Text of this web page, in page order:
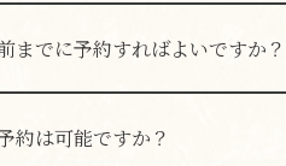
までに予約すればよいですか？
をご希望の場合は、前日まで
約は可能ですか？